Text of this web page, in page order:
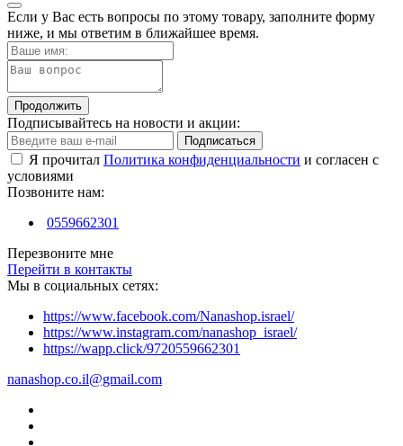
Если у Вас есть вопросы по этому товару, заполните форму
ниже, и мы ответим в ближайшее время.
Продолжить
Подписывайтесь на новости и акции:
Подписаться
Я прочитал Политика конфиденциальности и согласен с
условиями
Позвоните нам:
0559662301
Перезвоните мне
Перейти в контакты
Мы в социальных сетях:
https://www.facebook.com/Nanashop.israel/
https://www.instagram.com/nanashop_israel/
https://wapp.click/9720559662301
nanashop.co.il@gmail.com